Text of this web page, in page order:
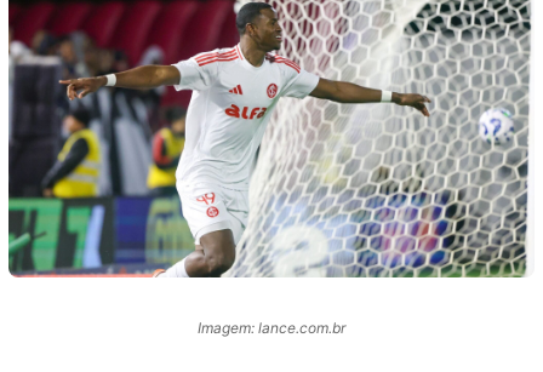
Imagem: lance.com.br